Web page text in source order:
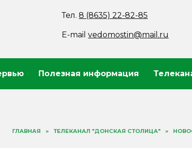
Тел.8 (8635) 22-82-85
E-mailvedomostin@mail.ru
Полезная информация
ГЛАВНАЯ » ТЕЛЕКАНАЛ "ДОНСКАЯ СТОЛИЦА" »